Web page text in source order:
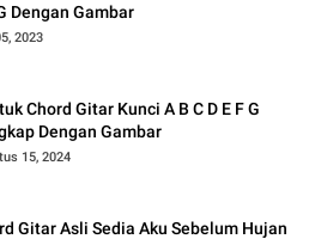
Dengan Gambar
2023
Gitar Kunci A B C D E F G
Dengan Gambar
15, 2024
Gitar Asli Sedia Aku Sebelum Hujan